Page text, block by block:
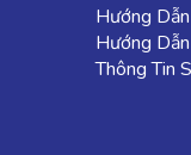
Hướng
Hướng
Thông Tin